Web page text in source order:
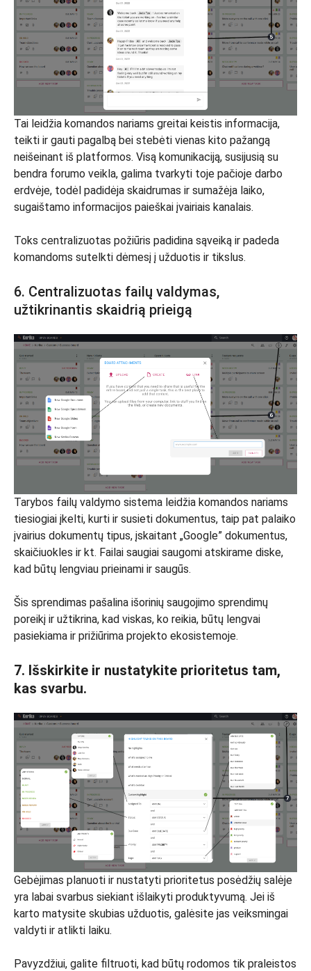
Tai leidžia komandos nariams greitai keistis informacija,
teikti ir gauti pagalbą bei stebėti vienas kito pažangą
neišeinant iš platformos. Visą komunikaciją, susijusią su
bendra forumo veikla, galima tvarkyti toje pačioje darbo
erdvėje, todėl padidėja skaidrumas ir sumažėja laiko,
sugaištamo informacijos paieškai įvairiais kanalais.
Toks centralizuotas požiūris padidina sąveiką ir padeda
komandoms sutelkti dėmesį į užduotis ir tikslus.
6. Centralizuotas failų valdymas,
užtikrinantis skaidrią prieigą
Tarybos failų valdymo sistema leidžia komandos nariams
tiesiogiai įkelti, kurti ir susieti dokumentus, taip pat palaiko
įvairius dokumentų tipus, įskaitant „Google” dokumentus,
skaičiuokles ir kt. Failai saugiai saugomi atskirame diske,
kad būtų lengviau prieinami ir saugūs.
Šis sprendimas pašalina išorinių saugojimo sprendimų
poreikį ir užtikrina, kad viskas, ko reikia, būtų lengvai
pasiekiama ir prižiūrima projekto ekosistemoje.
7. Išskirkite ir nustatykite prioritetus tam,
kas svarbu.
Gebėjimas planuoti ir nustatyti prioritetus posėdžių salėje
yra labai svarbus siekiant išlaikyti produktyvumą. Jei iš
karto matysite skubias užduotis, galėsite jas veiksmingai
valdyti ir atlikti laiku.
Pavyzdžiui, galite filtruoti, kad būtų rodomos tik praleistos